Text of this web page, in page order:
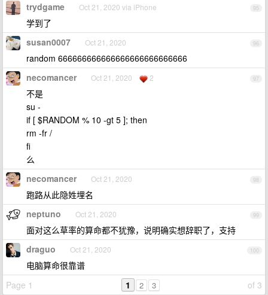
95
trydgame Oct 21, 2020 via iPhone
学到了
96
susan0007 Oct 21, 2020
random 666666666666666666666666666
97
necomancer Oct 21, 2020 2
不是
su -
if [ $RANDOM % 10 -gt 5 ]; then
rm -fr /
fi
么
98
necomancer Oct 21, 2020
跑路从此隐姓埋名
99
neptuno Oct 21, 2020
面对这么草率的算命都不犹豫，说明确实想辞职了，支持
100
draguo Oct 21, 2020
电脑算命很靠谱
Page 1
of 3
1 2 3